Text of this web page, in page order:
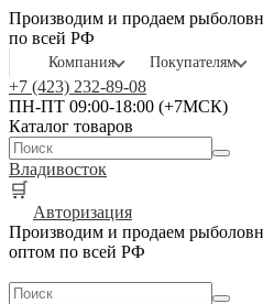
Производим и продаем
по всей РФ
Компания Покупателям
+7 (423) 232-89-08
ПН-ПТ 09:00-18:00 (+7МСК)
Каталог товаров
Владивосток
🛒
Авторизация
Производим и продаем
оптом по всей РФ